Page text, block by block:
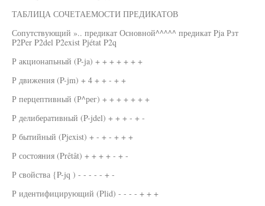
ТАБЛИЦА СОЧЕТАЕМОСТИ ПРЕДИКАТОВ
Сопутствующий ».. предикат Основной^^^^^ предикат Pja Рзт
P2Per P2del P2exist Pjétat P2q
Р акционапьный (P-ja) + + + + + + +
Р движения (P-jm) + 4 + + - + +
Р перцептивный (Р^рег) + + + + + + +
Р делиберативный (P-jdel) + + + - + -
Р бытийный (Pjexist) + - + - + + +
Р состояния (Prêtât) + + + + - + -
Р свойства {P-jq ) - - - - - + -
Р идентифицирующий (Plid) - - - - + + +